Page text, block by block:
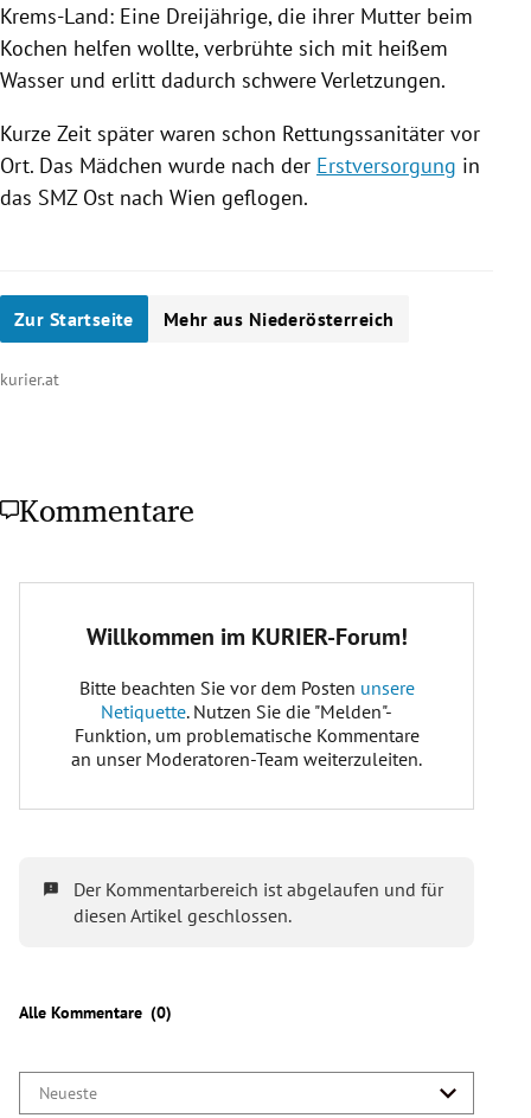
Untermenü
Krems-Land: Eine Dreijährige, die ihrer Mutter beim
Kochen helfen wollte, verbrühte sich mit heißem
Wasser und erlitt dadurch schwere Verletzungen.
Kurze Zeit später waren schon Rettungssanitäter vor
Ort. Das Mädchen wurde nach der Erstversorgung in
das SMZ Ost nach Wien geflogen.
Zur Startseite Mehr aus Niederösterreich
kurier.at
Kommentare